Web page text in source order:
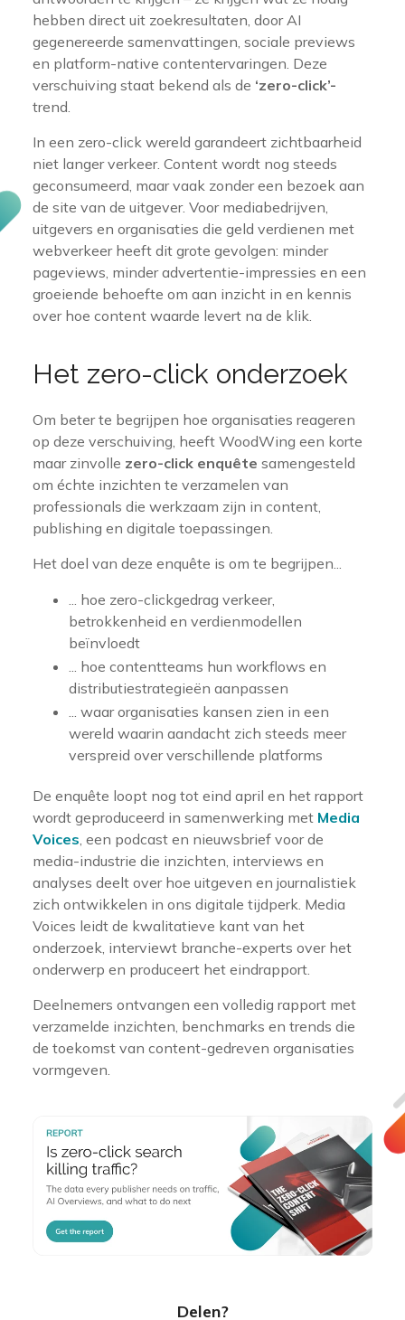
hebben direct uit zoekresultaten, door AI
gegenereerde samenvattingen, sociale previews
en platform-native contentervaringen. Deze
verschuiving staat bekend als de ‘zero-click’-
trend.
In een zero-click wereld garandeert zichtbaarheid
niet langer verkeer. Content wordt nog steeds
geconsumeerd, maar vaak zonder een bezoek aan
de site van de uitgever. Voor mediabedrijven,
uitgevers en organisaties die geld verdienen met
webverkeer heeft dit grote gevolgen: minder
pageviews, minder advertentie-impressies en een
groeiende behoefte om aan inzicht in en kennis
over hoe content waarde levert na de klik.
Het zero-click onderzoek
Om beter te begrijpen hoe organisaties reageren
op deze verschuiving, heeft WoodWing een korte
maar zinvolle zero-click enquête samengesteld
om échte inzichten te verzamelen van
professionals die werkzaam zijn in content,
publishing en digitale toepassingen.
Het doel van deze enquête is om te begrijpen...
... hoe zero-clickgedrag verkeer,
betrokkenheid en verdienmodellen
beïnvloedt
... hoe contentteams hun workflows en
distributiestrategieën aanpassen
... waar organisaties kansen zien in een
wereld waarin aandacht zich steeds meer
verspreid over verschillende platforms
De enquête loopt nog tot eind april en het rapport
wordt geproduceerd in samenwerking met Media
Voices, een podcast en nieuwsbrief voor de
media-industrie die inzichten, interviews en
analyses deelt over hoe uitgeven en journalistiek
zich ontwikkelen in ons digitale tijdperk. Media
Voices leidt de kwalitatieve kant van het
onderzoek, interviewt branche-experts over het
onderwerp en produceert het eindrapport.
Deelnemers ontvangen een volledig rapport met
verzamelde inzichten, benchmarks en trends die
de toekomst van content-gedreven organisaties
vormgeven.
Delen?